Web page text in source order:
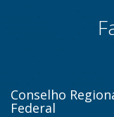
Conselho
Federal